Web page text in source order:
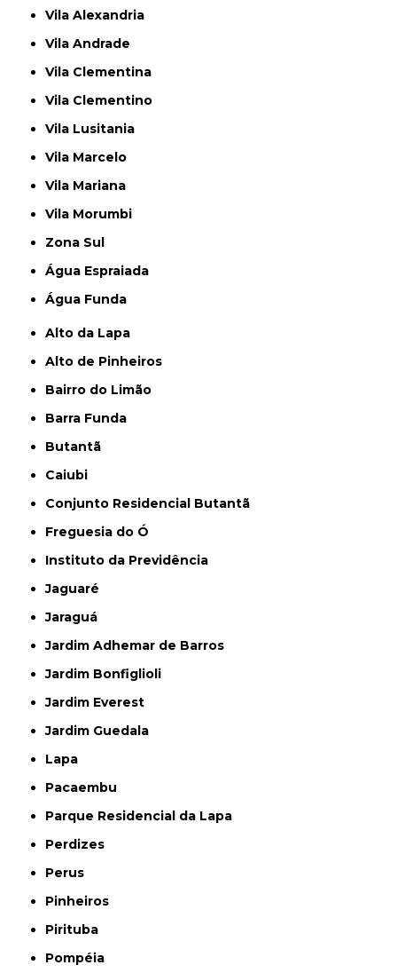
Vila Alexandria
Vila Andrade
Vila Clementina
Vila Clementino
Vila Lusitania
Vila Marcelo
Vila Mariana
Vila Morumbi
Zona Sul
Água Espraiada
Água Funda
Alto da Lapa
Alto de Pinheiros
Bairro do Limão
Barra Funda
Butantã
Caiubi
Conjunto Residencial Butantã
Freguesia do Ó
Instituto da Previdência
Jaguaré
Jaraguá
Jardim Adhemar de Barros
Jardim Bonfiglioli
Jardim Everest
Jardim Guedala
Lapa
Pacaembu
Parque Residencial da Lapa
Perdizes
Perus
Pinheiros
Pirituba
Pompéia